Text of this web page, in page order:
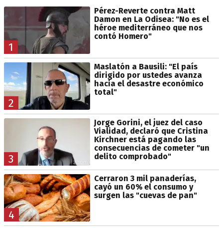
1
Pérez-Reverte contra Matt
Damon en La Odisea: "No es el
héroe mediterráneo que nos
contó Homero"
2
Maslatón a Bausili: "El país
dirigido por ustedes avanza
hacia el desastre económico
total"
3
Jorge Gorini, el juez del caso
Vialidad, declaró que Cristina
Kirchner está pagando las
consecuencias de cometer "un
delito comprobado"
4
Cerraron 3 mil panaderías,
cayó un 60% el consumo y
surgen las "cuevas de pan"